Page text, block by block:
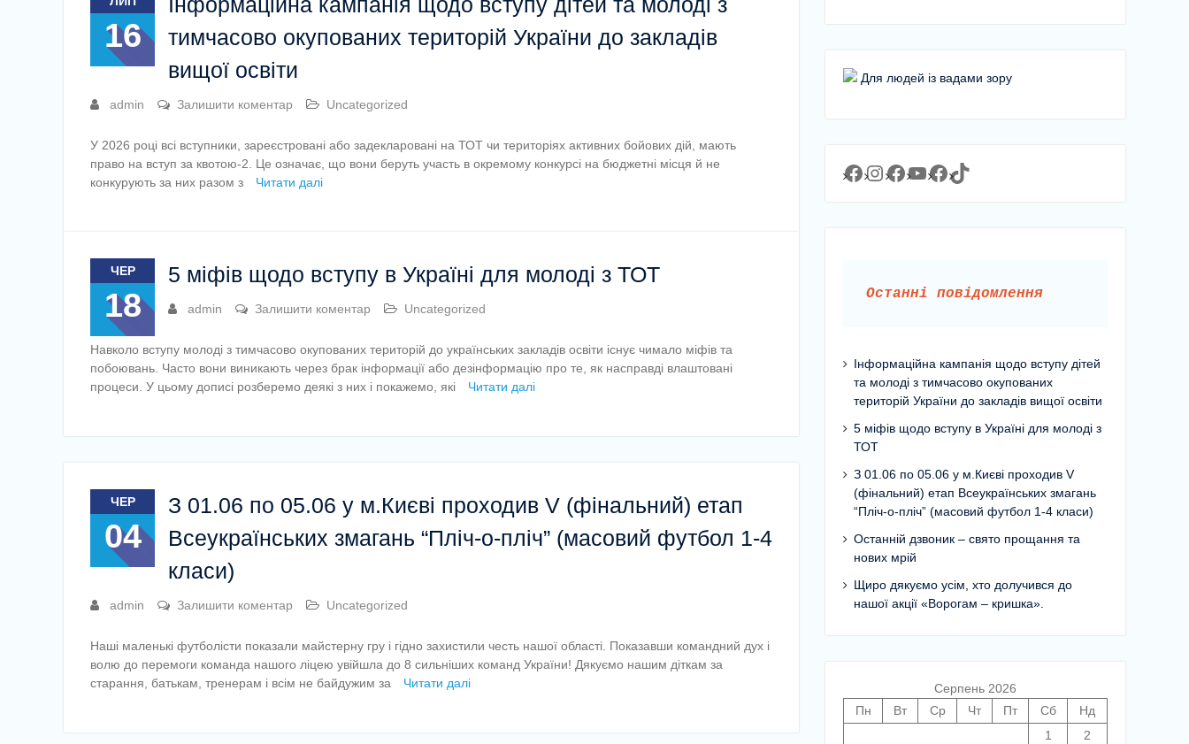
16
тимчасово окупованих територій України до закладів
вищої освіти
admin Залишити коментар Uncategorized
У 2026 році всі вступники, зареєстровані або задекларовані на ТОТ чи територіях активних бойових дій, мають
право на вступ за квотою-2. Це означає, що вони беруть участь в окремому конкурсі на бюджетні місця й не
конкурують за них разом з
Читати далі
ЧЕР
18
5 міфів щодо вступу в Україні для молоді з ТОТ
admin Залишити коментар Uncategorized
Навколо вступу молоді з тимчасово окупованих територій до українських закладів освіти існує чимало міфів та
побоювань. Часто вони виникають через брак інформації або дезінформацію про те, як насправді влаштовані
процеси. У цьому дописі розберемо деякі з них і покажемо, які
Читати далі
ЧЕР
04
З 01.06 по 05.06 у м.Києві проходив V (фінальний) етап
Всеукраїнських змагань “Пліч-о-пліч” (масовий футбол 1-4
класи)
admin Залишити коментар Uncategorized
Наші маленькі футболісти показали майстерну гру і гідно захистили честь нашої області. Показавши командний дух і
волю до перемоги команда нашого ліцею увійшла до 8 сильніших команд України! Дякуємо нашим діткам за
старання, батькам, тренерам і всім не байдужим за
Читати далі
Для людей із вадами зору
Facebook
Instagram
Facebook
YouTube
Facebook
https://www.tiktok.com/@lyceum1man?_t=8YJMx0RJgIf&_r=1
Останні повідомлення
Інформаційна кампанія щодо вступу дітей
та молоді з тимчасово окупованих
територій України до закладів вищої освіти
5 міфів щодо вступу в Україні для молоді з
ТОТ
З 01.06 по 05.06 у м.Києві проходив V
(фінальний) етап Всеукраїнських змагань
“Пліч-о-пліч” (масовий футбол 1-4 класи)
Останній дзвоник – свято прощання та
нових мрій
Щиро дякуємо усім, хто долучився до
нашої акції «Ворогам – кришка».
Серпень 2026
Пн
Вт Ср Чт Пт Сб
Нд
1
2